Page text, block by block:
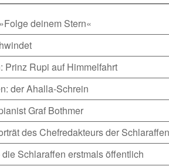
deinem Stern«
Prinz Rupi auf Himmelfahrt
der Ahalla-Schrein
Graf Bothmer
des Chefredakteurs der
Schlaraffen erstmals öffentlich